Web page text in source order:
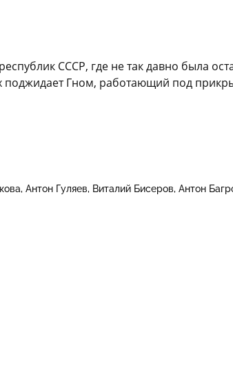
СССР, где не так давно была
поджидает Гном, работающий под
Антон Гуляев Виталий Бисеров Антон